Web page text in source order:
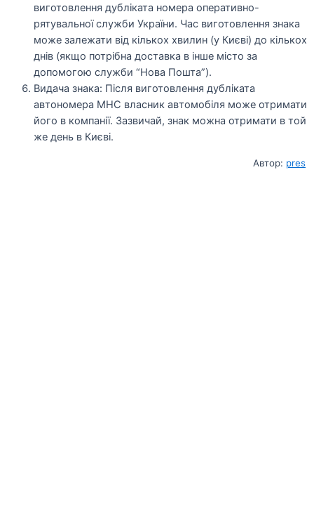
виготовлення дубліката номера оперативно-
рятувальної служби України. Час виготовлення знака
може залежати від кількох хвилин (у Києві) до кількох
днів (якщо потрібна доставка в інше місто за
допомогою служби “Нова Пошта”).
Видача знака: Після виготовлення дубліката
автономера МНС власник автомобіля може отримати
його в компанії. Зазвичай, знак можна отримати в той
же день в Києві.
Автор: pres